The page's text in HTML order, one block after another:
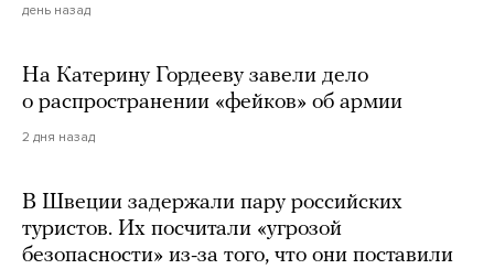
день назад
На Катерину Гордееву завели дело
о распространении «фейков» об армии
2 дня назад
В Швеции задержали пару российских
туристов. Их посчитали «угрозой
безопасности» из-за того, что они поставили